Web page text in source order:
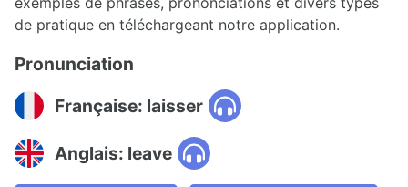
de pratique en téléchargeant notre application.
Pronunciation
Française: laisser
Anglais: leave